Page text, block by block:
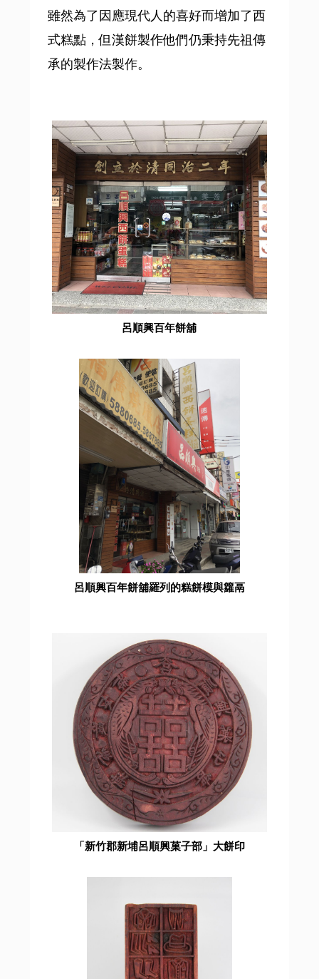
雖然為了因應現代人的喜好而增加了西
式糕點，但漢餅製作他們仍秉持先祖傳
承的製作法製作。
呂順興百年餅舖
呂順興百年餅舖羅列的糕餅模與籮鬲
「新竹郡新埔呂順興菓子部」大餅印